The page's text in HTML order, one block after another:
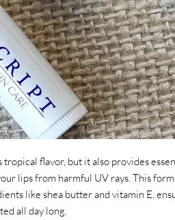
flavor, but it also provides
lips from harmful UV rays. This
like shea butter and vitamin E,
all day long.